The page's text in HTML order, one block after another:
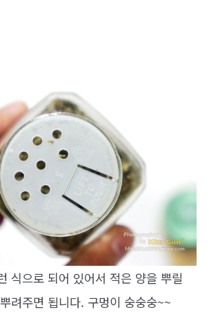
식으로 되어 있어서 적은 양을 뿌릴
려주면 됩니다. 구멍이 숭숭숭~~